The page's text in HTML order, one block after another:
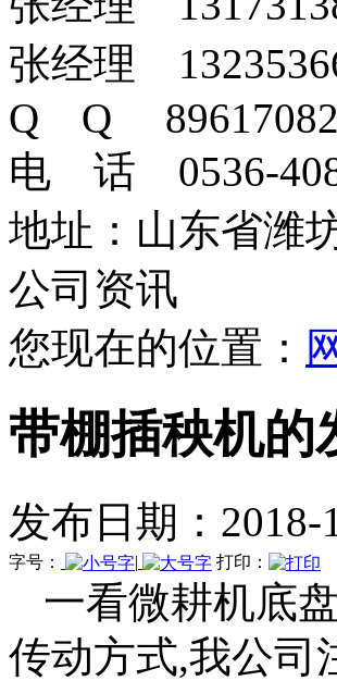
张经理
Q Q 89617082
电 话 0536-
地址：山东省潍
公司资讯
您现在的位置：
带棚插秧机的
发布日期：2018-
字号： | 打印：
一看微耕机底
传动方式,我公司